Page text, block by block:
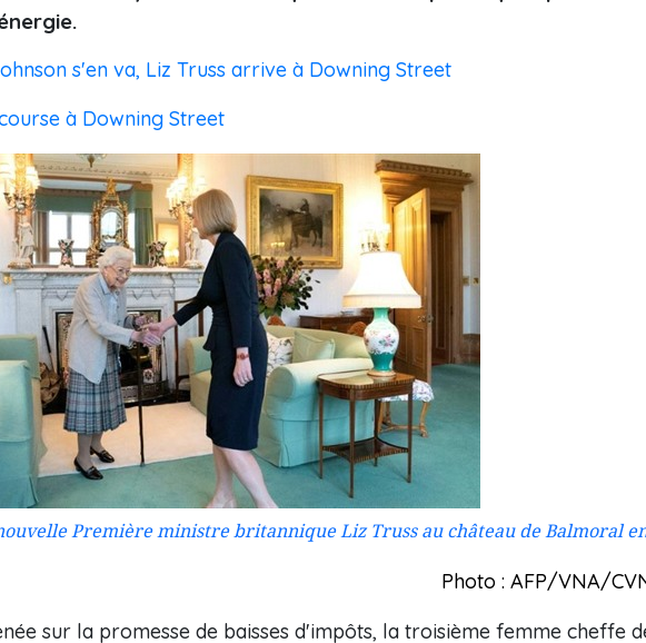
s'en va, Liz Truss arrive à Downing Street
à Downing Street
Première ministre britannique Liz Truss au château de Balmoral
Photo : AFP/VNA/
sur la promesse de baisses d'impôts, la troisième femme cheffe